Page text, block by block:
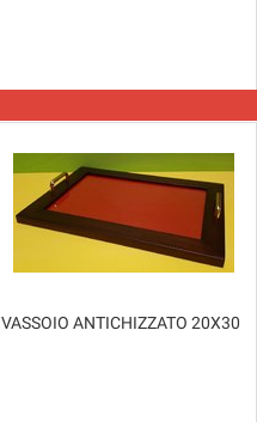
VASSOIO ANTICHIZZATO 20X30